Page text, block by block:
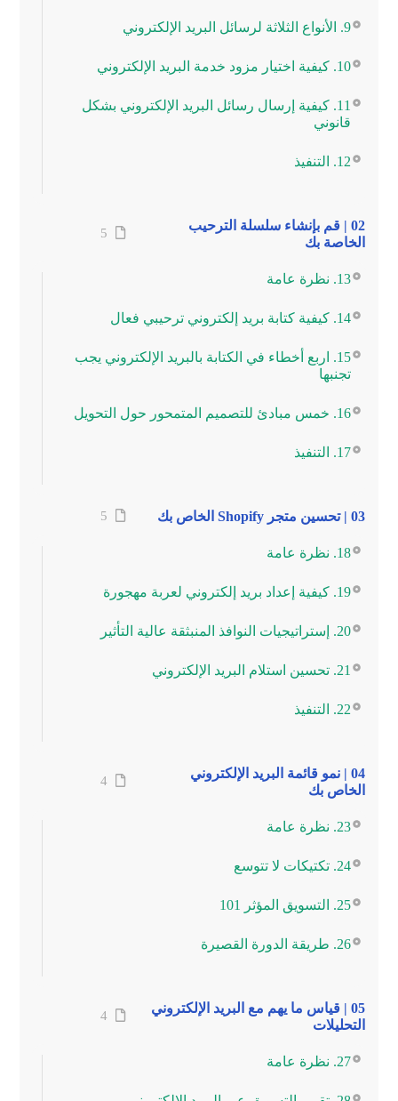
9. الأنواع الثلاثة لرسائل البريد الإلكتروني
10. كيفية اختيار مزود خدمة البريد الإلكتروني
11. كيفية إرسال رسائل البريد الإلكتروني بشكل
قانوني
12. التنفيذ
02 | قم بإنشاء سلسلة الترحيب
الخاصة بك
5
13. نظرة عامة
14. كيفية كتابة بريد إلكتروني ترحيبي فعال
15. اربع أخطاء في الكتابة بالبريد الإلكتروني يجب
تجنبها
16. خمس مبادئ للتصميم المتمحور حول التحويل
17. التنفيذ
03 | تحسين متجر Shopify الخاص بك 5
18. نظرة عامة
19. كيفية إعداد بريد إلكتروني لعربة مهجورة
20. إستراتيجيات النوافذ المنبثقة عالية التأثير
21. تحسين استلام البريد الإلكتروني
22. التنفيذ
04 | نمو قائمة البريد الإلكتروني
الخاص بك
4
23. نظرة عامة
24. تكتيكات لا تتوسع
25. التسويق المؤثر 101
26. طريقة الدورة القصيرة
05 | قياس ما يهم مع البريد الإلكتروني
التحليلات
4
27. نظرة عامة